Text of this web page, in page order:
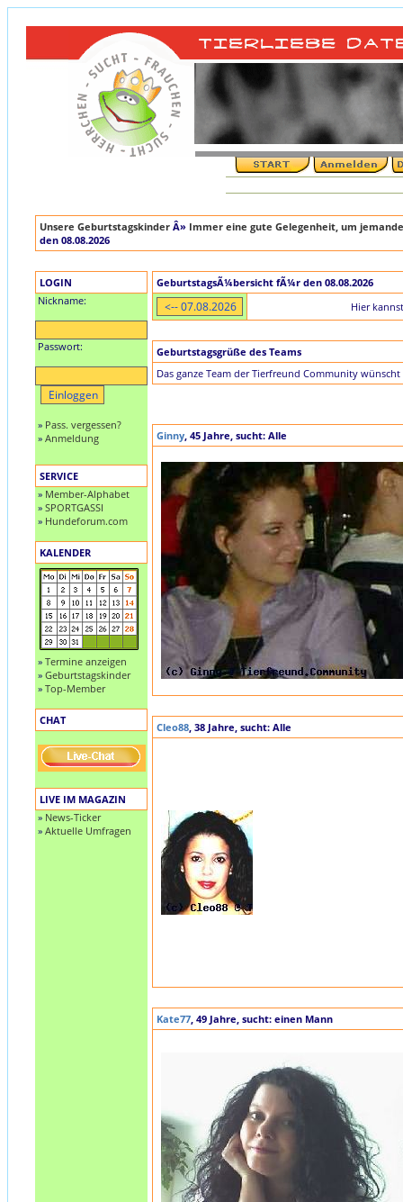
Unsere Geburtstagskinder Â» Immer eine gute Gelegenheit, um
den 08.08.2026
LOGIN
Nickname:
Passwort:
» Pass. vergessen?
» Anmeldung
SERVICE
» Member-Alphabet
» SPORTGASSI
» Hundeforum.com
KALENDER
» Termine anzeigen
» Geburtstagskinder
» Top-Member
CHAT
LIVE IM MAGAZIN
» News-Ticker
» Aktuelle Umfragen
GeburtstagsÃ¼bersicht fÃ¼r den 08.08.2026
Hier
Geburtstagsgrüße des Teams
Das ganze Team der Tierfreund Community
Ginny, 45 Jahre, sucht: Alle
Cleo88, 38 Jahre, sucht: Alle
Kate77, 49 Jahre, sucht: einen Mann